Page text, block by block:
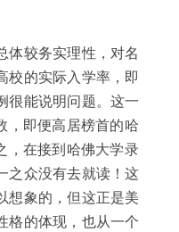
体较务实理性，对名
校的实际入学率，即
很能说明问题。这一
，即便高居榜首的哈
，在接到哈佛大学录
之众没有去就读！这
想象的，但这正是美
格的体现，也从一个